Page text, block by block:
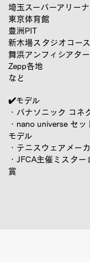
埼玉スーパーアリーナ
東京体育館
豊洲PIT
新木場スタジオコー
舞浜アンフィシアター
Zepp各地
など
✔️モデル
・パナソニック コネ
・nano universe セ
モデル
・テニスウェアメー
・JFCA主催ミスタ
賞